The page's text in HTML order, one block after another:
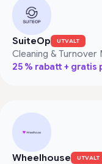
SuiteOp UTVALT
Cleaning & Turnover
25 % rabatt +
Wheelhouse UTVALT